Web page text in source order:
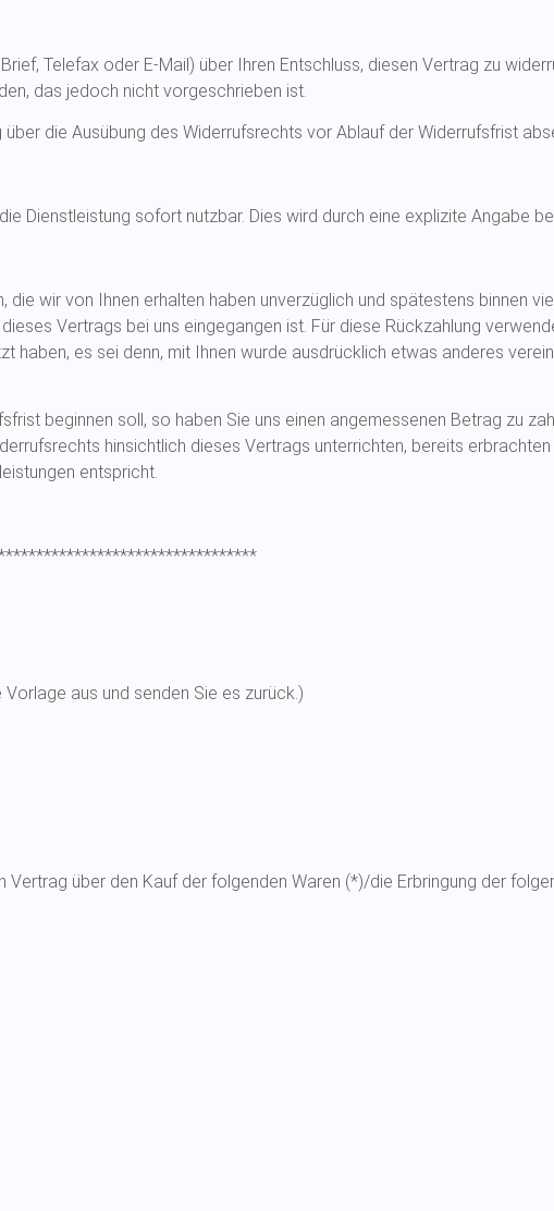
Telefax oder E-Mail) über Ihren Entschluss, diesen Vertrag zu
das jedoch nicht vorgeschrieben ist.
die Ausübung des Widerrufsrechts vor Ablauf der Widerrufsfrist
Dienstleistung sofort nutzbar. Dies wird durch eine explizite Angabe
wir von Ihnen erhalten haben unverzüglich und spätestens binnen
Vertrags bei uns eingegangen ist. Für diese Rückzahlung
haben, es sei denn, mit Ihnen wurde ausdrücklich etwas anderes
beginnen soll, so haben Sie uns einen angemessenen Betrag zu
hinsichtlich dieses Vertrags unterrichten, bereits
entspricht.
aus und senden Sie es zurück.)
über den Kauf der folgenden Waren (*)/die Erbringung der